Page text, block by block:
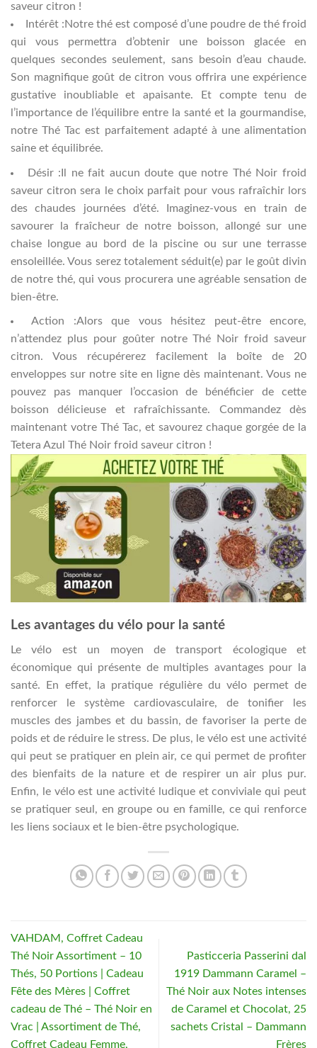
saveur citron !
Intérêt :Notre thé est composé d’une poudre de thé froid
qui vous permettra d’obtenir une boisson glacée en
quelques secondes seulement, sans besoin d’eau chaude.
Son magnifique goût de citron vous offrira une expérience
gustative inoubliable et apaisante. Et compte tenu de
l’importance de l’équilibre entre la santé et la gourmandise,
notre Thé Tac est parfaitement adapté à une alimentation
saine et équilibrée.
Désir :Il ne fait aucun doute que notre Thé Noir froid
saveur citron sera le choix parfait pour vous rafraîchir lors
des chaudes journées d’été. Imaginez-vous en train de
savourer la fraîcheur de notre boisson, allongé sur une
chaise longue au bord de la piscine ou sur une terrasse
ensoleillée. Vous serez totalement séduit(e) par le goût divin
de notre thé, qui vous procurera une agréable sensation de
bien-être.
Action :Alors que vous hésitez peut-être encore,
n’attendez plus pour goûter notre Thé Noir froid saveur
citron. Vous récupérerez facilement la boîte de 20
enveloppes sur notre site en ligne dès maintenant. Vous ne
pouvez pas manquer l’occasion de bénéficier de cette
boisson délicieuse et rafraîchissante. Commandez dès
maintenant votre Thé Tac, et savourez chaque gorgée de la
Tetera Azul Thé Noir froid saveur citron !
Les avantages du vélo pour la santé
Le vélo est un moyen de transport écologique et
économique qui présente de multiples avantages pour la
santé. En effet, la pratique régulière du vélo permet de
renforcer le système cardiovasculaire, de tonifier les
muscles des jambes et du bassin, de favoriser la perte de
poids et de réduire le stress. De plus, le vélo est une activité
qui peut se pratiquer en plein air, ce qui permet de profiter
des bienfaits de la nature et de respirer un air plus pur.
Enfin, le vélo est une activité ludique et conviviale qui peut
se pratiquer seul, en groupe ou en famille, ce qui renforce
les liens sociaux et le bien-être psychologique.
VAHDAM, Coffret Cadeau
Thé Noir Assortiment – 10
Thés, 50 Portions | Cadeau
Fête des Mères | Coffret
cadeau de Thé – Thé Noir en
Vrac | Assortiment de Thé,
Coffret Cadeau Femme,
Pasticceria Passerini dal
1919 Dammann Caramel –
Thé Noir aux Notes intenses
de Caramel et Chocolat, 25
sachets Cristal – Dammann
Frères